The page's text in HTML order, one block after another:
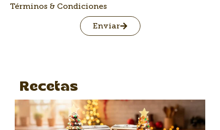
Términos & Condiciones
Enviar
Recetas